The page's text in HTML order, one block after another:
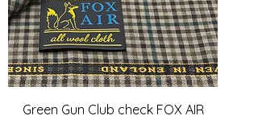
Green Gun Club check FOX AIR